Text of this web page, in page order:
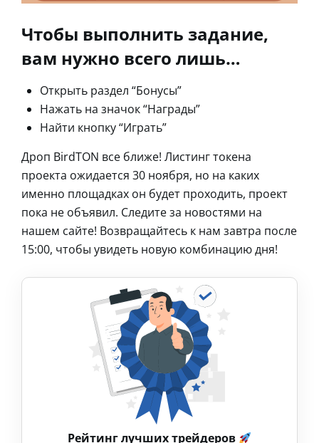
Чтобы выполнить задание,
вам нужно всего лишь…
Открыть раздел “Бонусы”
Нажать на значок “Награды”
Найти кнопку “Играть”
Дроп BirdTON все ближе! Листинг токена
проекта ожидается 30 ноября, но на каких
именно площадках он будет проходить, проект
пока не объявил. Следите за новостями на
нашем сайте! Возвращайтесь к нам завтра после
15:00, чтобы увидеть новую комбинацию дня!
Рейтинг лучших трейдеров